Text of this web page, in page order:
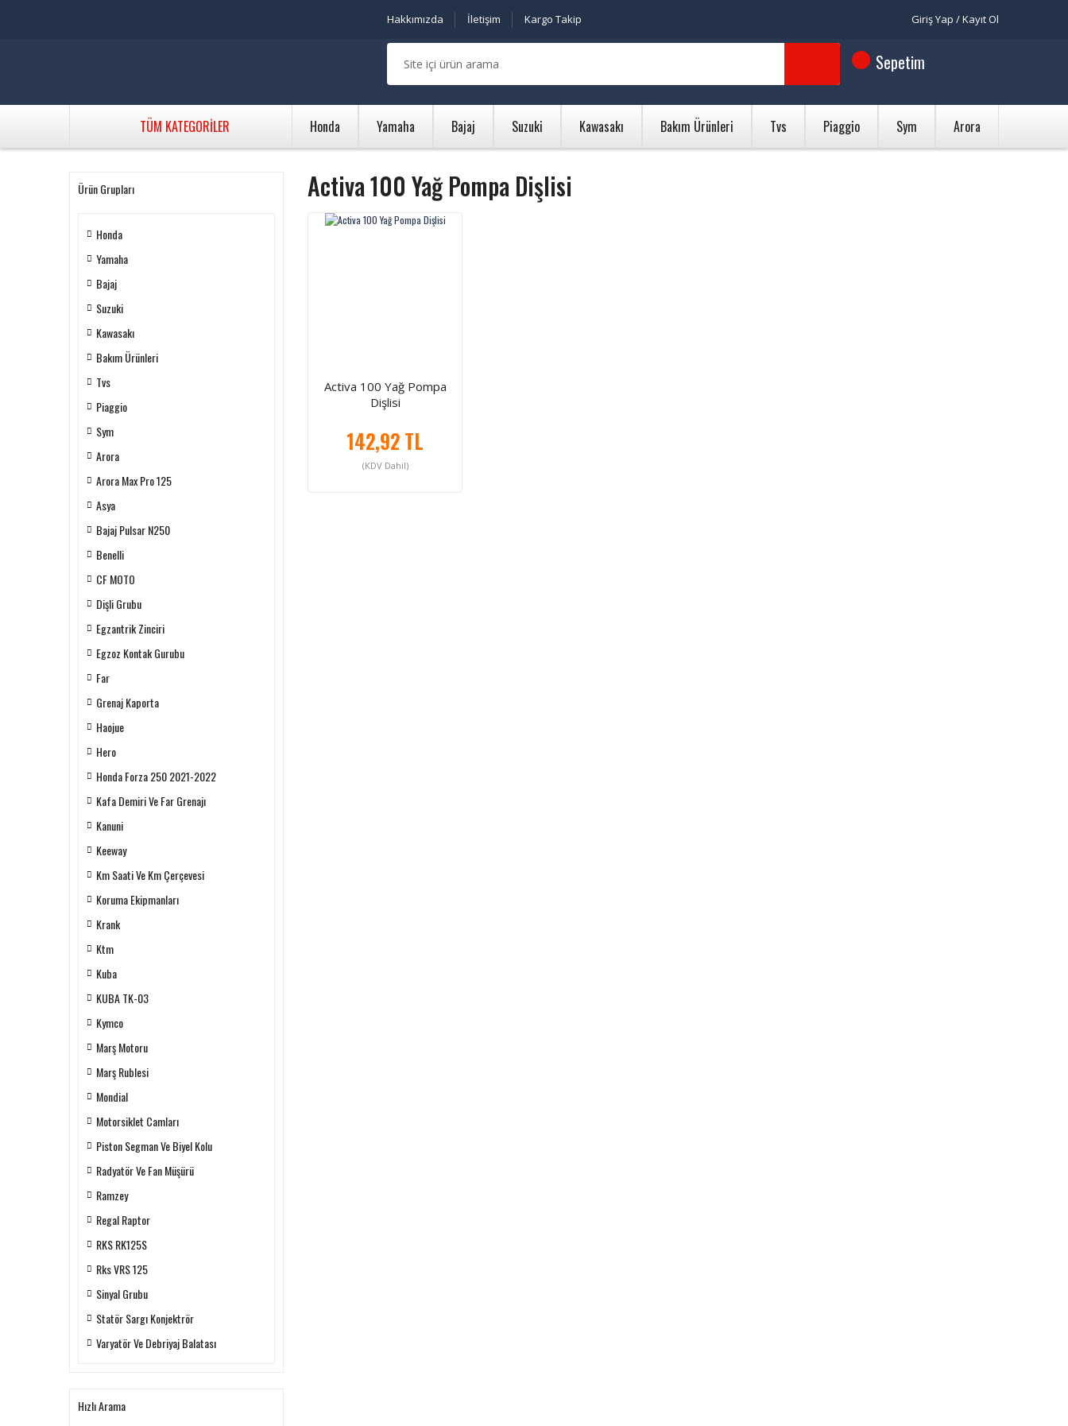
Hakkımızda İletişim Kargo Takip Giriş Yap / Kayıt Ol
Sepetim
TÜM KATEGORİLER Honda Yamaha Bajaj Suzuki Kawasakı Bakım Ürünleri Tvs Piaggio Sym Arora
Ürün Grupları
Honda
Yamaha
Bajaj
Suzuki
Kawasakı
Bakım Ürünleri
Tvs
Piaggio
Sym
Arora
Arora Max Pro 125
Asya
Bajaj Pulsar N250
Benelli
CF MOTO
Dişli Grubu
Egzantrik Zinciri
Egzoz Kontak Gurubu
Far
Grenaj Kaporta
Haojue
Hero
Honda Forza 250 2021-2022
Kafa Demiri Ve Far Grenajı
Kanuni
Keeway
Km Saati Ve Km Çerçevesi
Koruma Ekipmanları
Krank
Ktm
Kuba
KUBA TK-03
Kymco
Marş Motoru
Marş Rublesi
Mondial
Motorsiklet Camları
Piston Segman Ve Biyel Kolu
Radyatör Ve Fan Müşürü
Ramzey
Regal Raptor
RKS RK125S
Rks VRS 125
Sinyal Grubu
Statör Sargı Konjektrör
Varyatör Ve Debriyaj Balatası
Hızlı Arama
Activa 100 Yağ Pompa Dişlisi
Activa 100 Yağ Pompa
Dişlisi
142,92 TL
(KDV Dahil)